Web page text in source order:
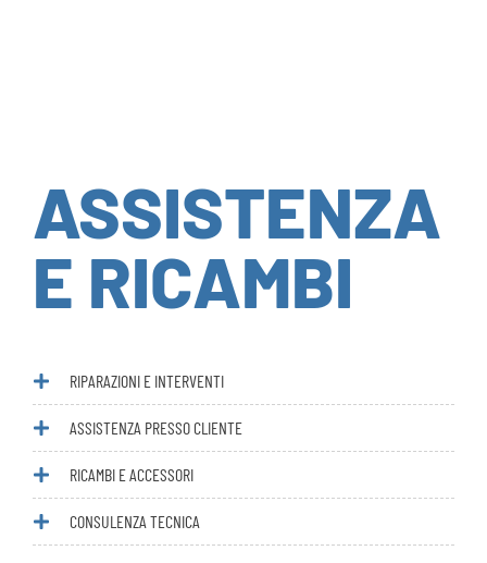
ASSISTENZA
E RICAMBI
ASSISTENZA PRESSO CLIENTE
RICAMBI E ACCESSORI
CONSULENZA TECNICA